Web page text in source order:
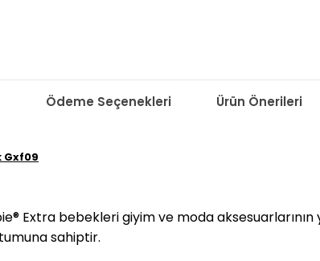
Ödeme Seçenekleri Ürün Önerileri
Gxf09
Extra bebekleri giyim ve moda
sahiptir.